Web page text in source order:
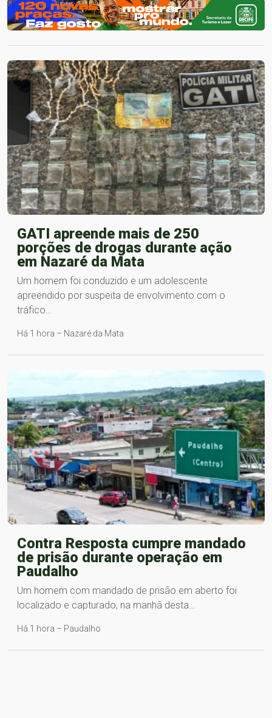
GATI apreende mais de 250
porções de drogas durante ação
em Nazaré da Mata
Um homem foi conduzido e um adolescente
apreendido por suspeita de envolvimento com o
tráfico…
Há 1 hora – Nazaré da Mata
Contra Resposta cumpre mandado
de prisão durante operação em
Paudalho
Um homem com mandado de prisão em aberto foi
localizado e capturado, na manhã desta…
Há 1 hora – Paudalho